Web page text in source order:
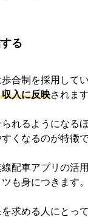
る
合制を採用して
入に反映されます
れるようになる
くなるのが特徴で
配車アプリの活
も身につきます。
求める人にとっ